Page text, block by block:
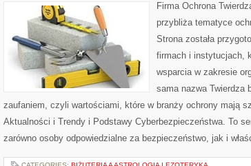
Firma Ochrona
przybliża tematyce
Strona została
firmach i instytucjach,
wsparcia w zakresie
sama nazwa Twierdza
zaufaniem, czyli wartościami, które w branży ochrony mają
Aktualności i Trendy i Podstawy Cyberbezpieczeństwa. To
zarówno osoby odpowiedzialne za bezpieczeństwo, jak i